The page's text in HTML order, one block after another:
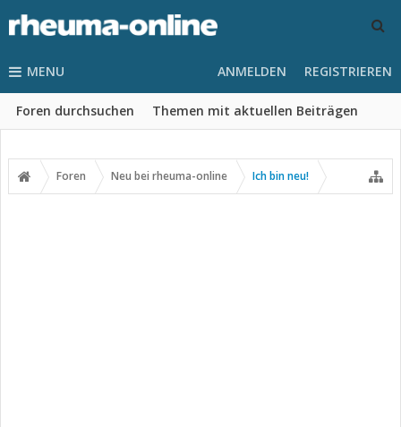
MENU
Foren durchsuchen Themen mit aktuellen Beiträgen
ANMELDEN REGISTRIEREN
Foren Neu bei rheuma-online Ich bin neu!